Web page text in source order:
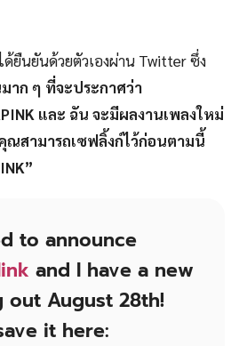
ด้ยืนยันด้วยตัวเองผ่าน Twitter ซึ่ง
าก ๆ ที่จะประกาศว่า
และ ฉัน จะมีผลงานเพลงใหม่
ณสามารถเซฟลิ้งก์ไว้ก่อนตามนี้
to announce
and I have a new
out August 28th!
it here: